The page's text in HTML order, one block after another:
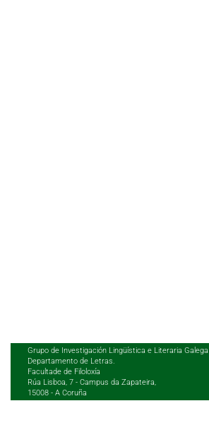
Grupo de Investigación Lingüística e Literaria Galega
Departamento de Letras.
Facultade de Filoloxía
Rúa Lisboa, 7 - Campus da Zapateira,
15008 - A Coruña